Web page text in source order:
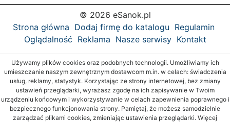
© 2026 eSanok.pl
Strona główna Dodaj firmę do katalogu Regulamin
Oglądalność Reklama Nasze serwisy Kontakt
Używamy plików cookies oraz podobnych technologii. Umożliwiamy ich
umieszczanie naszym zewnętrznym dostawcom m.in. w celach: świadczenia
usług, reklamy, statystyk. Korzystając ze strony internetowej, bez zmiany
ustawień przeglądarki, wyrażasz zgodę na ich zapisywanie w Twoim
urządzeniu końcowym i wykorzystywanie w celach zapewnienia poprawnego i
bezpiecznego funkcjonowania strony. Pamiętaj, że możesz samodzielnie
zarządzać plikami cookies, zmieniając ustawienia przeglądarki. Więcej